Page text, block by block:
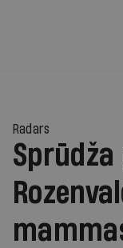
Radars